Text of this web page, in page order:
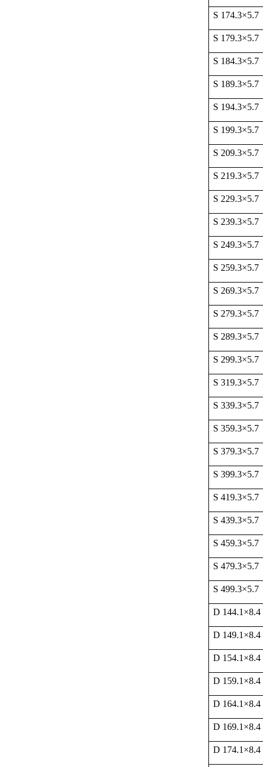
S 174.3×5.7
S 179.3×5.7
S 184.3×5.7
S 189.3×5.7
S 194.3×5.7
S 199.3×5.7
S 209.3×5.7
S 219.3×5.7
S 229.3×5.7
S 239.3×5.7
S 249.3×5.7
S 259.3×5.7
S 269.3×5.7
S 279.3×5.7
S 289.3×5.7
S 299.3×5.7
S 319.3×5.7
S 339.3×5.7
S 359.3×5.7
S 379.3×5.7
S 399.3×5.7
S 419.3×5.7
S 439.3×5.7
S 459.3×5.7
S 479.3×5.7
S 499.3×5.7
D 144.1 ×8.4
D 149.1 ×8.4
D 154.1 ×8.4
D 159.1 ×8.4
D 164.1 ×8.4
D 169.1 ×8.4
D 174.1 ×8.4